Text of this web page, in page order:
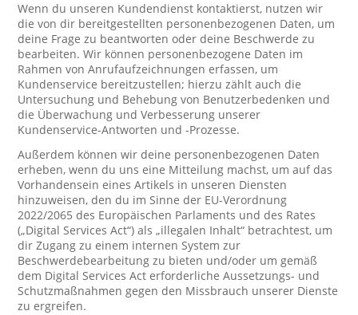
Wenn du unseren Kundendienst kontaktierst, nutzen wir
die von dir bereitgestellten personenbezogenen Daten, um
deine Frage zu beantworten oder deine Beschwerde zu
bearbeiten. Wir können personenbezogene Daten im
Rahmen von Anrufaufzeichnungen erfassen, um
Kundenservice bereitzustellen; hierzu zählt auch die
Untersuchung und Behebung von Benutzerbedenken und
die Überwachung und Verbesserung unserer
Kundenservice-Antworten und -Prozesse.
Außerdem können wir deine personenbezogenen Daten
erheben, wenn du uns eine Mitteilung machst, um auf das
Vorhandensein eines Artikels in unseren Diensten
hinzuweisen, den du im Sinne der EU-Verordnung
2022/2065 des Europäischen Parlaments und des Rates
(„Digital Services Act“) als „illegalen Inhalt“ betrachtest, um
dir Zugang zu einem internen System zur
Beschwerdebearbeitung zu bieten und/oder um gemäß
dem Digital Services Act erforderliche Aussetzungs- und
Schutzmaßnahmen gegen den Missbrauch unserer Dienste
zu ergreifen.